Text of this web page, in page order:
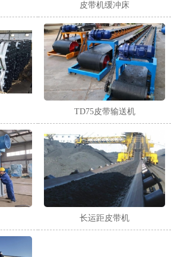
皮带机缓冲床
TD75皮带输送机
长运距皮带机